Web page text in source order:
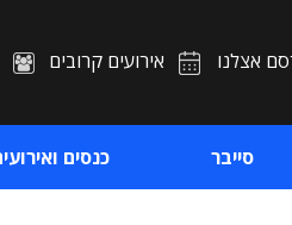
אצלנו אירועים קרובים
סייבר כנסים